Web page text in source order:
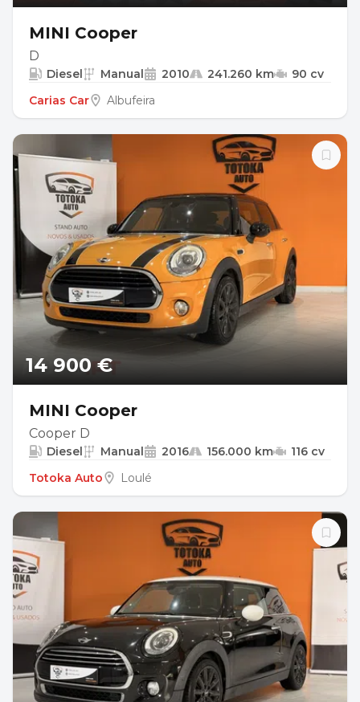
MINI Cooper
D
Diesel Manual 2010 241.260 km
90 cv
Carias Car
Albufeira
14 900 €
MINI Cooper
Cooper D
Diesel Manual 2016 156.000 km
116 cv
Totoka Auto
Loulé